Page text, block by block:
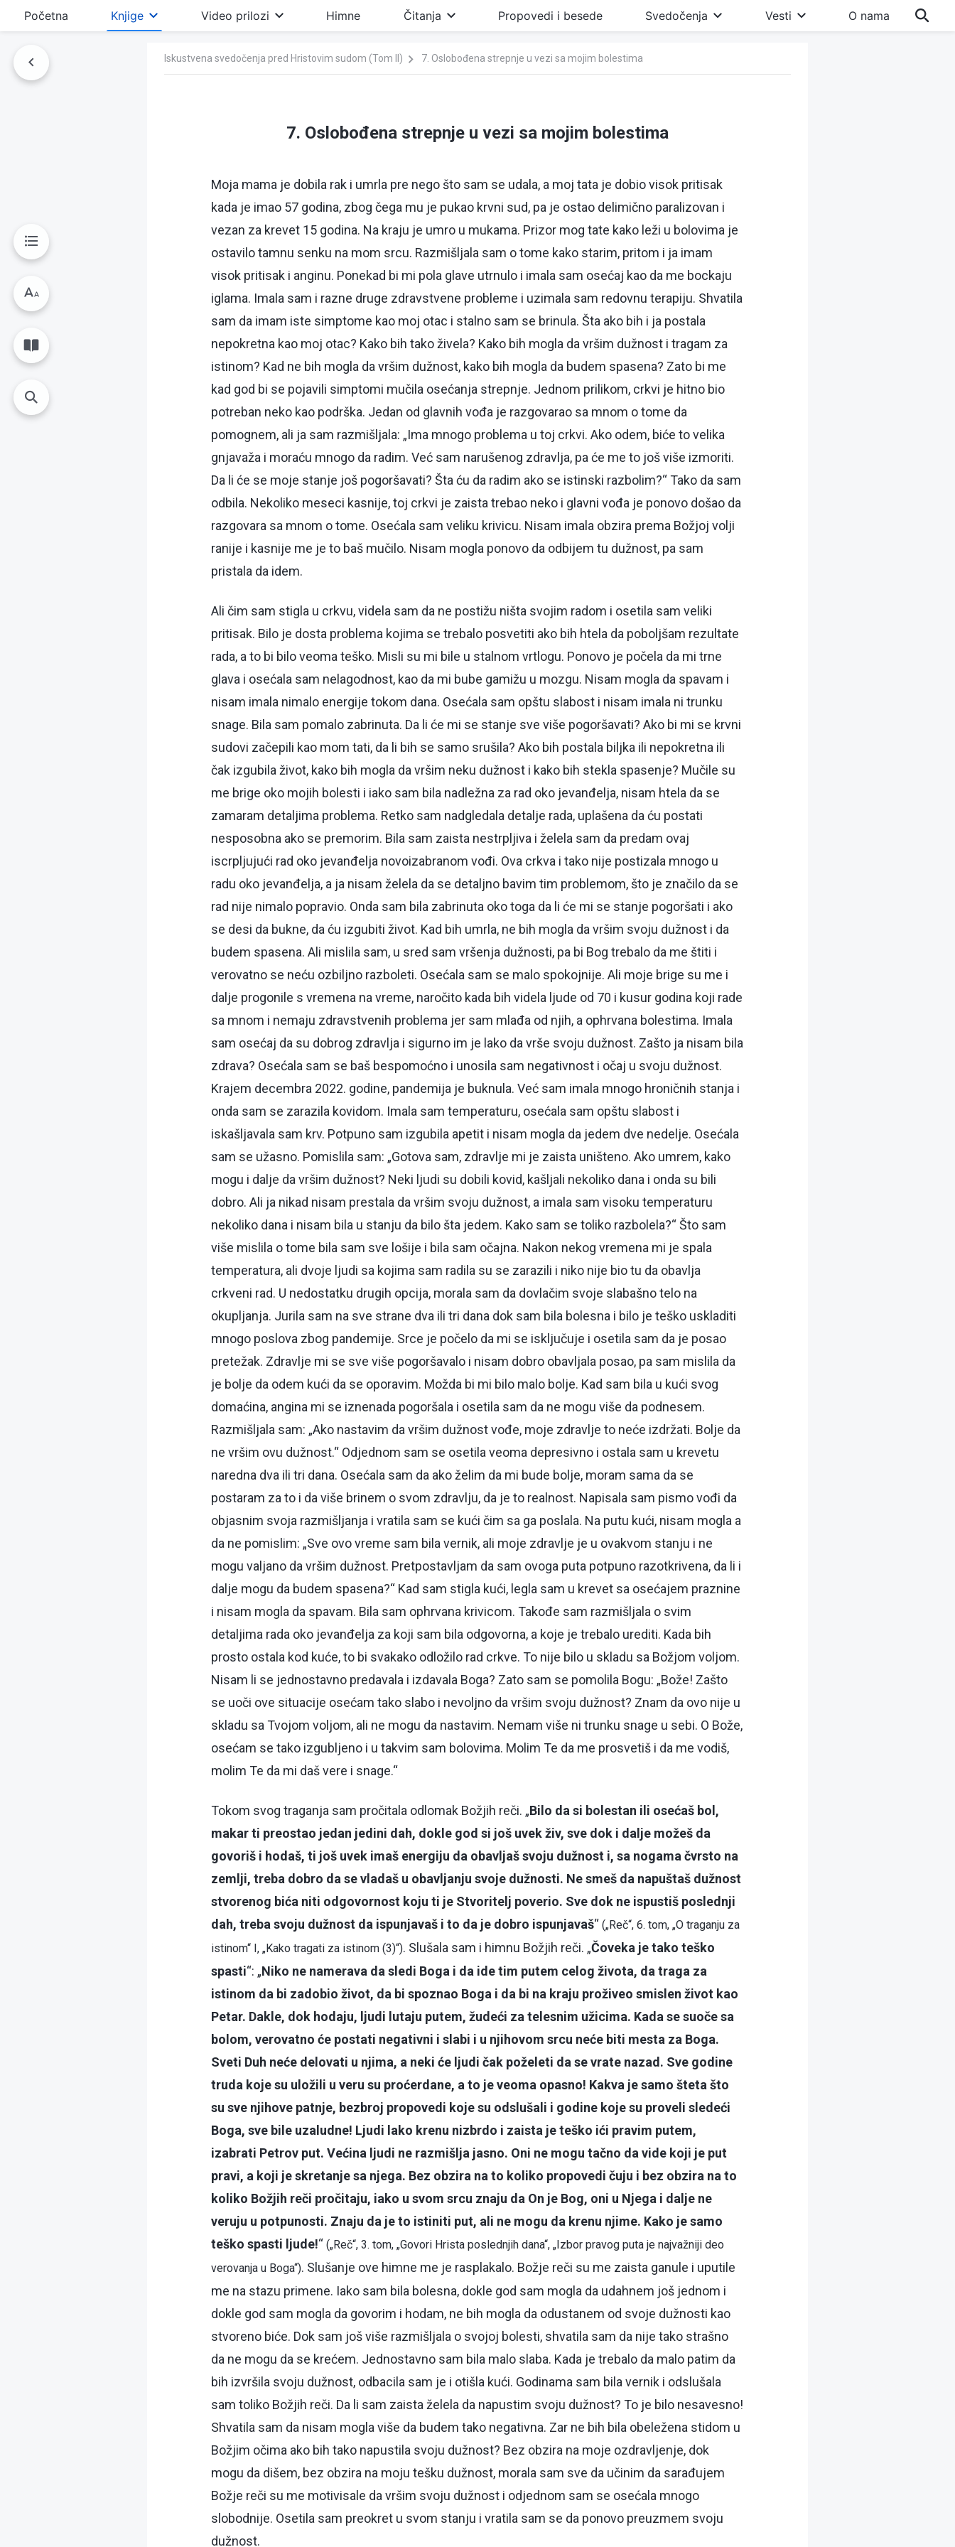
Početna Knjige Video prilozi Himne Čitanja Propovedi i besede Svedočenja Vesti O nama
Iskustvena svedočenja pred Hristovim sudom (Tom II) 7. Oslobođena strepnje u vezi sa mojim bolestima
7. Oslobođena strepnje u vezi sa mojim bolestima
Moja mama je dobila rak i umrla pre nego što sam se udala, a moj tata je dobio visok pritisak
kada je imao 57 godina, zbog čega mu je pukao krvni sud, pa je ostao delimično paralizovan i
vezan za krevet 15 godina. Na kraju je umro u mukama. Prizor mog tate kako leži u bolovima je
ostavilo tamnu senku na mom srcu. Razmišljala sam o tome kako starim, pritom i ja imam
visok pritisak i anginu. Ponekad bi mi pola glave utrnulo i imala sam osećaj kao da me bockaju
iglama. Imala sam i razne druge zdravstvene probleme i uzimala sam redovnu terapiju. Shvatila
sam da imam iste simptome kao moj otac i stalno sam se brinula. Šta ako bih i ja postala
nepokretna kao moj otac? Kako bih tako živela? Kako bih mogla da vršim dužnost i tragam za
istinom? Kad ne bih mogla da vršim dužnost, kako bih mogla da budem spasena? Zato bi me
kad god bi se pojavili simptomi mučila osećanja strepnje. Jednom prilikom, crkvi je hitno bio
potreban neko kao podrška. Jedan od glavnih vođa je razgovarao sa mnom o tome da
pomognem, ali ja sam razmišljala: „Ima mnogo problema u toj crkvi. Ako odem, biće to velika
gnjavaža i moraću mnogo da radim. Već sam narušenog zdravlja, pa će me to još više izmoriti.
Da li će se moje stanje još pogoršavati? Šta ću da radim ako se istinski razbolim?“ Tako da sam
odbila. Nekoliko meseci kasnije, toj crkvi je zaista trebao neko i glavni vođa je ponovo došao da
razgovara sa mnom o tome. Osećala sam veliku krivicu. Nisam imala obzira prema Božjoj volji
ranije i kasnije me je to baš mučilo. Nisam mogla ponovo da odbijem tu dužnost, pa sam
pristala da idem.
Ali čim sam stigla u crkvu, videla sam da ne postižu ništa svojim radom i osetila sam veliki
pritisak. Bilo je dosta problema kojima se trebalo posvetiti ako bih htela da poboljšam rezultate
rada, a to bi bilo veoma teško. Misli su mi bile u stalnom vrtlogu. Ponovo je počela da mi trne
glava i osećala sam nelagodnost, kao da mi bube gamižu u mozgu. Nisam mogla da spavam i
nisam imala nimalo energije tokom dana. Osećala sam opštu slabost i nisam imala ni trunku
snage. Bila sam pomalo zabrinuta. Da li će mi se stanje sve više pogoršavati? Ako bi mi se krvni
sudovi začepili kao mom tati, da li bih se samo srušila? Ako bih postala biljka ili nepokretna ili
čak izgubila život, kako bih mogla da vršim neku dužnost i kako bih stekla spasenje? Mučile su
me brige oko mojih bolesti i iako sam bila nadležna za rad oko jevanđelja, nisam htela da se
zamaram detaljima problema. Retko sam nadgledala detalje rada, uplašena da ću postati
nesposobna ako se premorim. Bila sam zaista nestrpljiva i želela sam da predam ovaj
iscrpljujući rad oko jevanđelja novoizabranom vođi. Ova crkva i tako nije postizala mnogo u
radu oko jevanđelja, a ja nisam želela da se detaljno bavim tim problemom, što je značilo da se
rad nije nimalo popravio. Onda sam bila zabrinuta oko toga da li će mi se stanje pogoršati i ako
se desi da bukne, da ću izgubiti život. Kad bih umrla, ne bih mogla da vršim svoju dužnost i da
budem spasena. Ali mislila sam, u sred sam vršenja dužnosti, pa bi Bog trebalo da me štiti i
verovatno se neću ozbiljno razboleti. Osećala sam se malo spokojnije. Ali moje brige su me i
dalje progonile s vremena na vreme, naročito kada bih videla ljude od 70 i kusur godina koji rade
sa mnom i nemaju zdravstvenih problema jer sam mlađa od njih, a ophrvana bolestima. Imala
sam osećaj da su dobrog zdravlja i sigurno im je lako da vrše svoju dužnost. Zašto ja nisam bila
zdrava? Osećala sam se baš bespomoćno i unosila sam negativnost i očaj u svoju dužnost.
Krajem decembra 2022. godine, pandemija je buknula. Već sam imala mnogo hroničnih stanja i
onda sam se zarazila kovidom. Imala sam temperaturu, osećala sam opštu slabost i
iskašljavala sam krv. Potpuno sam izgubila apetit i nisam mogla da jedem dve nedelje. Osećala
sam se užasno. Pomislila sam: „Gotova sam, zdravlje mi je zaista uništeno. Ako umrem, kako
mogu i dalje da vršim dužnost? Neki ljudi su dobili kovid, kašljali nekoliko dana i onda su bili
dobro. Ali ja nikad nisam prestala da vršim svoju dužnost, a imala sam visoku temperaturu
nekoliko dana i nisam bila u stanju da bilo šta jedem. Kako sam se toliko razbolela?“ Što sam
više mislila o tome bila sam sve lošije i bila sam očajna. Nakon nekog vremena mi je spala
temperatura, ali dvoje ljudi sa kojima sam radila su se zarazili i niko nije bio tu da obavlja
crkveni rad. U nedostatku drugih opcija, morala sam da dovlačim svoje slabašno telo na
okupljanja. Jurila sam na sve strane dva ili tri dana dok sam bila bolesna i bilo je teško uskladiti
mnogo poslova zbog pandemije. Srce je počelo da mi se isključuje i osetila sam da je posao
pretežak. Zdravlje mi se sve više pogoršavalo i nisam dobro obavljala posao, pa sam mislila da
je bolje da odem kući da se oporavim. Možda bi mi bilo malo bolje. Kad sam bila u kući svog
domaćina, angina mi se iznenada pogoršala i osetila sam da ne mogu više da podnesem.
Razmišljala sam: „Ako nastavim da vršim dužnost vođe, moje zdravlje to neće izdržati. Bolje da
ne vršim ovu dužnost.“ Odjednom sam se osetila veoma depresivno i ostala sam u krevetu
naredna dva ili tri dana. Osećala sam da ako želim da mi bude bolje, moram sama da se
postaram za to i da više brinem o svom zdravlju, da je to realnost. Napisala sam pismo vođi da
objasnim svoja razmišljanja i vratila sam se kući čim sa ga poslala. Na putu kući, nisam mogla a
da ne pomislim: „Sve ovo vreme sam bila vernik, ali moje zdravlje je u ovakvom stanju i ne
mogu valjano da vršim dužnost. Pretpostavljam da sam ovoga puta potpuno razotkrivena, da li i
dalje mogu da budem spasena?“ Kad sam stigla kući, legla sam u krevet sa osećajem praznine
i nisam mogla da spavam. Bila sam ophrvana krivicom. Takođe sam razmišljala o svim
detaljima rada oko jevanđelja za koji sam bila odgovorna, a koje je trebalo urediti. Kada bih
prosto ostala kod kuće, to bi svakako odložilo rad crkve. To nije bilo u skladu sa Božjom voljom.
Nisam li se jednostavno predavala i izdavala Boga? Zato sam se pomolila Bogu: „Bože! Zašto
se uoči ove situacije osećam tako slabo i nevoljno da vršim svoju dužnost? Znam da ovo nije u
skladu sa Tvojom voljom, ali ne mogu da nastavim. Nemam više ni trunku snage u sebi. O Bože,
osećam se tako izgubljeno i u takvim sam bolovima. Molim Te da me prosvetiš i da me vodiš,
molim Te da mi daš vere i snage.“
Tokom svog traganja sam pročitala odlomak Božjih reči. „Bilo da si bolestan ili osećaš bol,
makar ti preostao jedan jedini dah, dokle god si još uvek živ, sve dok i dalje možeš da
govoriš i hodaš, ti još uvek imaš energiju da obavljaš svoju dužnost i, sa nogama čvrsto na
zemlji, treba dobro da se vladaš u obavljanju svoje dužnosti. Ne smeš da napuštaš dužnost
stvorenog bića niti odgovornost koju ti je Stvoritelj poverio. Sve dok ne ispustiš poslednji
dah, treba svoju dužnost da ispunjavaš i to da je dobro ispunjavaš“ („Reč“, 6. tom, „O traganju za
istinom“ I, „Kako tragati za istinom (3)“). Slušala sam i himnu Božjih reči. „Čoveka je tako teško
spasti“: „Niko ne namerava da sledi Boga i da ide tim putem celog života, da traga za
istinom da bi zadobio život, da bi spoznao Boga i da bi na kraju proživeo smislen život kao
Petar. Dakle, dok hodaju, ljudi lutaju putem, žudeći za telesnim užicima. Kada se suoče sa
bolom, verovatno će postati negativni i slabi i u njihovom srcu neće biti mesta za Boga.
Sveti Duh neće delovati u njima, a neki će ljudi čak poželeti da se vrate nazad. Sve godine
truda koje su uložili u veru su proćerdane, a to je veoma opasno! Kakva je samo šteta što
su sve njihove patnje, bezbroj propovedi koje su odslušali i godine koje su proveli sledeći
Boga, sve bile uzaludne! Ljudi lako krenu nizbrdo i zaista je teško ići pravim putem,
izabrati Petrov put. Većina ljudi ne razmišlja jasno. Oni ne mogu tačno da vide koji je put
pravi, a koji je skretanje sa njega. Bez obzira na to koliko propovedi čuju i bez obzira na to
koliko Božjih reči pročitaju, iako u svom srcu znaju da On je Bog, oni u Njega i dalje ne
veruju u potpunosti. Znaju da je to istiniti put, ali ne mogu da krenu njime. Kako je samo
teško spasti ljude!“ („Reč“, 3. tom, „Govori Hrista poslednjih dana“, „Izbor pravog puta je najvažniji deo
verovanja u Boga“). Slušanje ove himne me je rasplakalo. Božje reči su me zaista ganule i uputile
me na stazu primene. Iako sam bila bolesna, dokle god sam mogla da udahnem još jednom i
dokle god sam mogla da govorim i hodam, ne bih mogla da odustanem od svoje dužnosti kao
stvoreno biće. Dok sam još više razmišljala o svojoj bolesti, shvatila sam da nije tako strašno
da ne mogu da se krećem. Jednostavno sam bila malo slaba. Kada je trebalo da malo patim da
bih izvršila svoju dužnost, odbacila sam je i otišla kući. Godinama sam bila vernik i odslušala
sam toliko Božjih reči. Da li sam zaista želela da napustim svoju dužnost? To je bilo nesavesno!
Shvatila sam da nisam mogla više da budem tako negativna. Zar ne bih bila obeležena stidom u
Božjim očima ako bih tako napustila svoju dužnost? Bez obzira na moje ozdravljenje, dok
mogu da dišem, bez obzira na moju tešku dužnost, morala sam sve da učinim da sarađujem
Božje reči su me motivisale da vršim svoju dužnost i odjednom sam se osećala mnogo
slobodnije. Osetila sam preokret u svom stanju i vratila sam se da ponovo preuzmem svoju
dužnost.